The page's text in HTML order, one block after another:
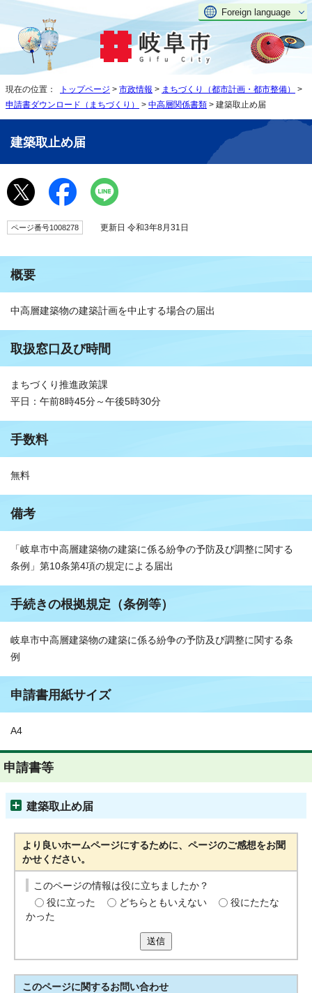
Foreign language
現在の位置： トップページ > 市政情報 > まちづくり（都市計画・都市整備）
>
申請書ダウンロード（まちづくり）
> 中高層関係書類 > 建築取止め届
建築取止め届
ページ番号1008278 更新日 令和3年8月31日
概要
中高層建築物の建築計画を中止する場合の届出
取扱窓口及び時間
まちづくり推進政策課
平日：午前8時45分～午後5時30分
手数料
無料
備考
「岐阜市中高層建築物の建築に係る紛争の予防及び調整に関する
条例」第10条第4項の規定による届出
手続きの根拠規定（条例等）
岐阜市中高層建築物の建築に係る紛争の予防及び調整に関する条
例
申請書用紙サイズ
A4
申請書等
建築取止め届
より良いホームページにするために、ページのご感想をお聞
かせください。
このページの情報は役に立ちましたか？
役に立った
どちらともいえない
役にたたな
かった
送信
このページに関するお問い合わせ